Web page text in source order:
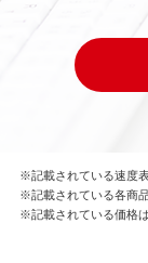
り、逆
リング
はできま
第4条 保証
※記載されている速度
※記載されている各商
※記載されている価格は